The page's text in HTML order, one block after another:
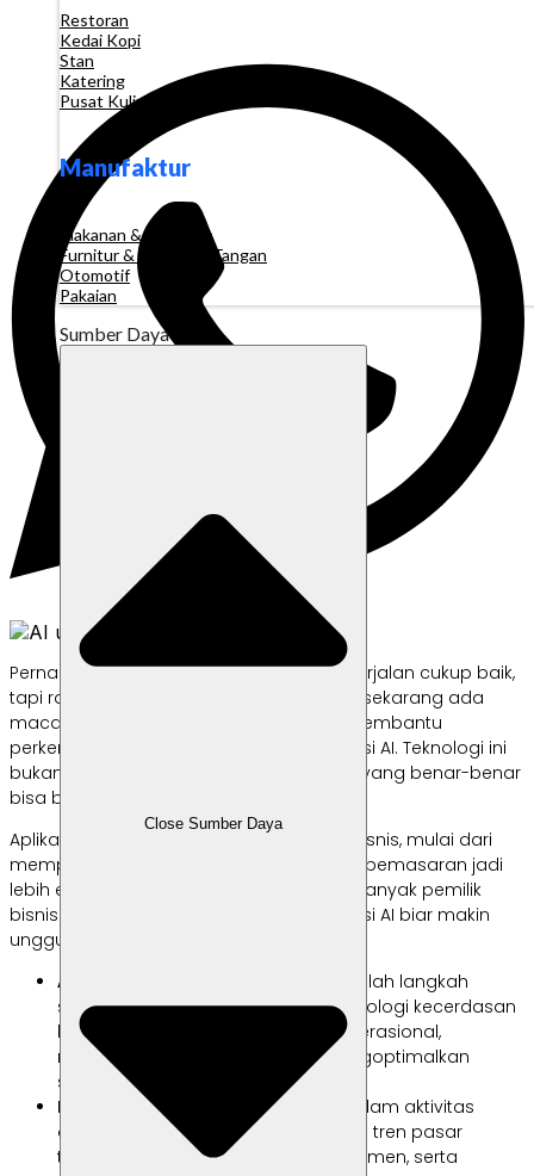
Restoran
Kedai Kopi
Stan
Katering
Pusat Kuliner
Manufaktur
Makanan & Minuman
Furnitur & Kerajinan Tangan
Otomotif
Pakaian
Sumber Daya
Close Sumber Daya
Pernahkah kamu merasa bisnis sudah berjalan cukup baik,
tapi rasanya masih kurang dikenal? Nah, sekarang ada
macam-macam solusi canggih untuk membantu
perkembangan usaha kamu, yaitu aplikasi AI. Teknologi ini
bukan cuma tren sesaat, melainkan alat yang benar-benar
bisa bikin bisnismu melesat lebih cepat.
Aplikasi AI punya banyak manfaat buat bisnis, mulai dari
mempercepat proses kerja sampai bikin pemasaran jadi
lebih efektif. Tidak heran kalau sekarang banyak pemilik
bisnis mulai beralih menggunakan aplikasi AI biar makin
unggul dari pesaing.
AI untuk meningkatkan bisnis
adalah langkah
strategis berupa pemanfaatan teknologi kecerdasan
buatan guna mengotomatisasi operasional,
menganalisis data besar, dan mengoptimalkan
strategi pemasaran digital.
Mengintegrasikan sistem cerdas dalam aktivitas
operasional membantu mendeteksi tren pasar
terbaru, memprediksi perilaku konsumen, serta